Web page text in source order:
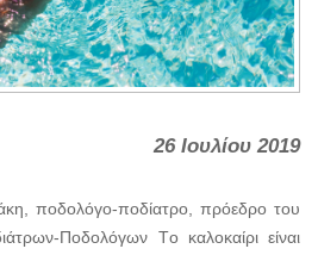
26 Ιουλίου 2019
ποδολόγο-ποδίατρο, πρόεδρο του
Ποδολόγων Tο καλοκαίρι είναι